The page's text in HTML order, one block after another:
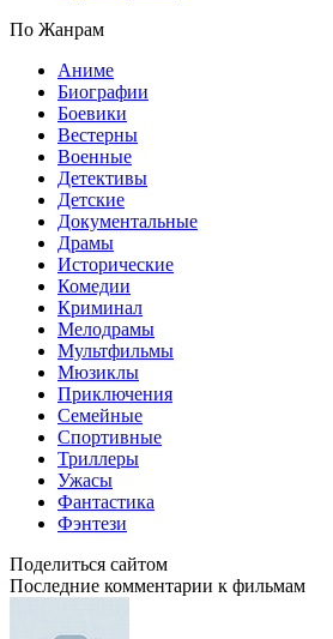
По Жанрам
Аниме
Биографии
Боевики
Вестерны
Военные
Детективы
Детские
Документальные
Драмы
Исторические
Комедии
Криминал
Мелодрамы
Мультфильмы
Мюзиклы
Приключения
Семейные
Спортивные
Триллеры
Ужасы
Фантастика
Фэнтези
Поделиться сайтом
Последние комментарии к фильмам